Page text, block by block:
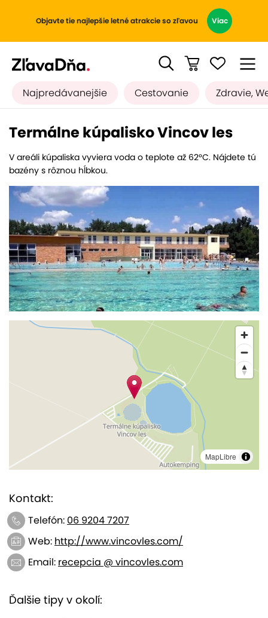
Objavte tie najlepšie letné atrakcie so zľavou Viac
Najpredávanejšie Cestovanie Zdravie,
Termálne kúpalisko Vincov les
V areáli kúpaliska vyviera voda o teplote až 62°C. Nájdete tú
bazény s rôznou hĺbkou.
MapLibre
Kontakt:
Telefón: 06 9204 7207
Web: http://www.vincovles.com/
Email: recepcia @ vincovles.com
Ďalšie tipy v okolí: